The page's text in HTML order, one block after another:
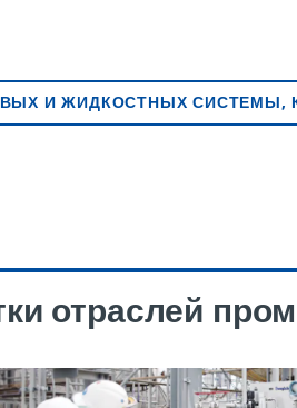
И ЖИДКОСТНЫХ
отраслей